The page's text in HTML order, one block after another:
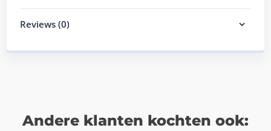
Reviews (0)
Andere klanten kochten ook: